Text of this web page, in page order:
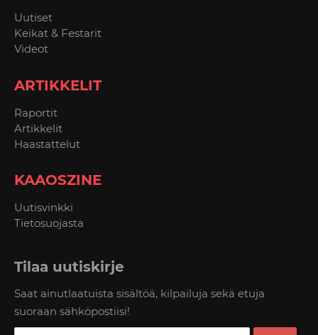
Uutiset
Keikat & Festarit
Videot
ARTIKKELIT
Raportit
Artikkelit
Haastattelut
KAAOSZINE
Uutisvinkki
Tietosuojasta
Tilaa uutiskirje
Saat ainutlaatuista sisältöä, kilpailuja sekä etuja
suoraan sähköpostiisi!